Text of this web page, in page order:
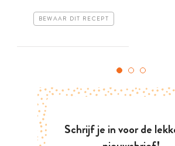
BEWAAR DIT RECEPT
Schrijf je in voor de